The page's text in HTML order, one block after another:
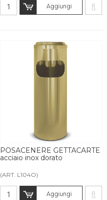
Aggiungi
POSACENERE GETTACARTE
acciaio inox dorato
(ART. L104O)
Aggiungi